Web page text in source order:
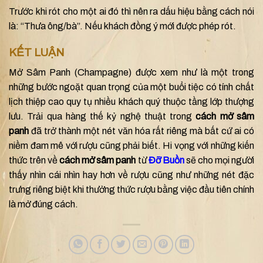
Trước khi rót cho một ai đó thì nên ra dấu hiệu bằng cách nói
là: “Thưa ông/bà”. Nếu khách đồng ý mới được phép rót.
KẾT LUẬN
Mở Sâm Panh (Champagne) được xem như là một trong
những bước ngoặt quan trọng của một buổi tiệc có tính chất
lịch thiệp cao quy tụ nhiều khách quý thuộc tầng lớp thượng
lưu. Trải qua hàng thế kỷ nghệ thuật trongcách mở sâm
panh đã trở thành một nét văn hóa rất riêng mà bất cứ ai có
niềm đam mê với rượu cũng phải biết. Hi vọng với những kiến
thức trên vềcách mở sâm panh từĐỡ Buồnsẽ cho mọi người
thấy nhìn cái nhìn hay hơn về rượu cũng như những nét đặc
trưng riêng biệt khi thưởng thức rượu bằng việc đầu tiên chính
là mở đúng cách.